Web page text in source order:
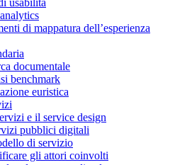
di mappatura dell’esperienza
documentale
benchmark
euristica
e il service design
pubblici digitali
di servizio
gli attori coinvolti